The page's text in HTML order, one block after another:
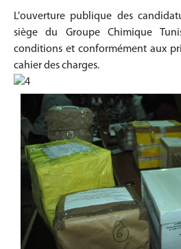
L'ouverture publique des
siège du Groupe Chimique
conditions et conformément aux
cahier des charges.